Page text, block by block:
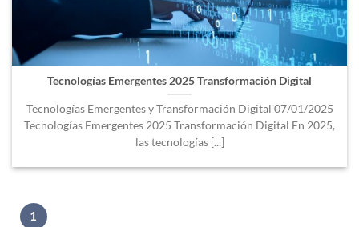
Tecnologías Emergentes 2025 Transformación Digital
Tecnologías Emergentes y Transformación Digital 07/01/2025
Tecnologías Emergentes 2025 Transformación Digital En 2025,
las tecnologías [...]
1